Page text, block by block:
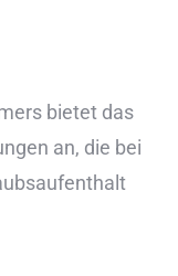
bietet das
an, die bei